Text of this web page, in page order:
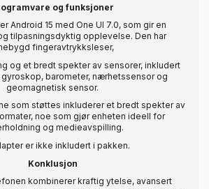
og funksjoner
Android 15 med One UI 7.0, som gir en
tilpasningsdyktig opplevelse. Den har
fingeravtrykksleser,
og et bredt spekter av sensorer, inkludert
barometer, nærhetssensor og
geomagnetisk sensor.
som støttes inkluderer et bredt spekter av
noe som gjør enheten ideell for
og medieavspilling.
er ikke inkludert i pakken.
Konklusjon
kombinerer kraftig ytelse, avansert